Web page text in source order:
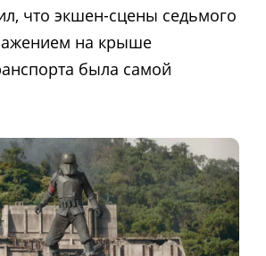
что экшен-сцены седьмого
на крыше
была самой